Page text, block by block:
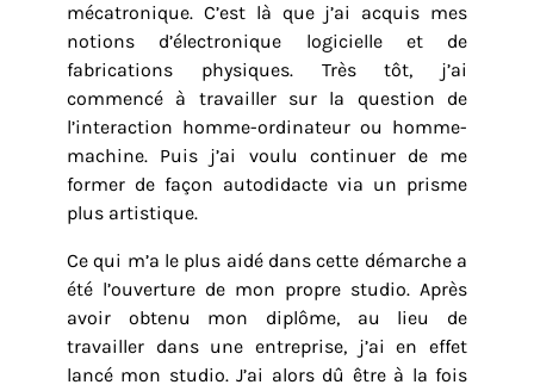
mécatronique. C’est là que j’ai acquis mes
notions d’électronique logicielle et de
fabrications physiques. Très tôt, j’ai
commencé à travailler sur la question de
l’interaction homme-ordinateur ou homme-
machine. Puis j’ai voulu continuer de me
former de façon autodidacte via un prisme
plus artistique.
Ce qui m’a le plus aidé dans cette démarche a
été l’ouverture de mon propre studio. Après
avoir obtenu mon diplôme, au lieu de
travailler dans une entreprise, j’ai en effet
lancé mon studio. J’ai alors dû être à la fois